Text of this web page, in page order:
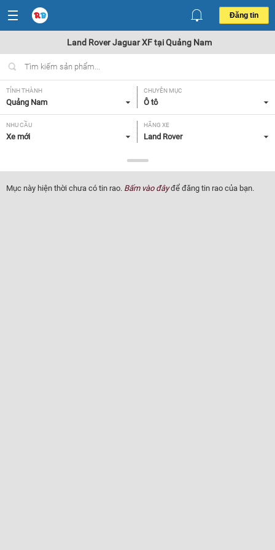
Đăng tin
Land Rover Jaguar XF tại Quảng Nam
TỈNH THÀNH
Quảng Nam
CHUYÊN MỤC
Ô tô
NHU CẦU
Xe mới
HÃNG XE
Land Rover
Jaguar XF
NĂM SẢN XUẤT
Tất cả
GIÁ XE XUẤT XỨ
Mục này hiện thời chưa có tin rao. Bấm vào đâyđể đăng tin rao của bạn.